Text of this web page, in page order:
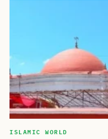
ISLAMIC WORLD